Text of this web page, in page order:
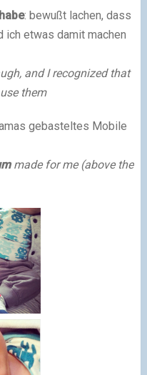
: bewußt lachen, dass
ich etwas damit machen
and I recognized that
them
gebasteltes Mobile
made for me (above the